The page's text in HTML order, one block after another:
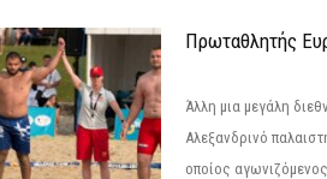
Πρωταθλητής
Άλλη μια μεγάλη
Αλεξανδρινό
οποίος